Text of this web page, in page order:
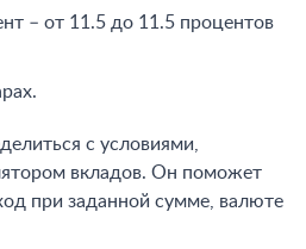
– от 11.5 до 11.5 процентов
с условиями,
вкладов. Он поможет
при заданной сумме, валюте